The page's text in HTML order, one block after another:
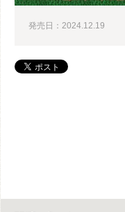
発売日：2024.12.19